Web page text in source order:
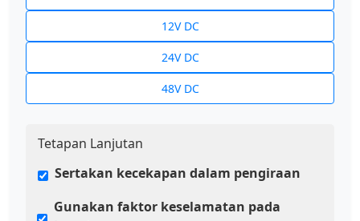
12V DC
24V DC
48V DC
Tetapan Lanjutan
Sertakan kecekapan dalam pengiraan
Gunakan faktor keselamatan pada